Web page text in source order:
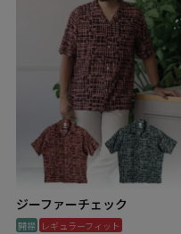
再入荷商品
アウトレット
サイズから探す
レーベルから探す
ジーファーチェック
開襟 レギュラーフィット